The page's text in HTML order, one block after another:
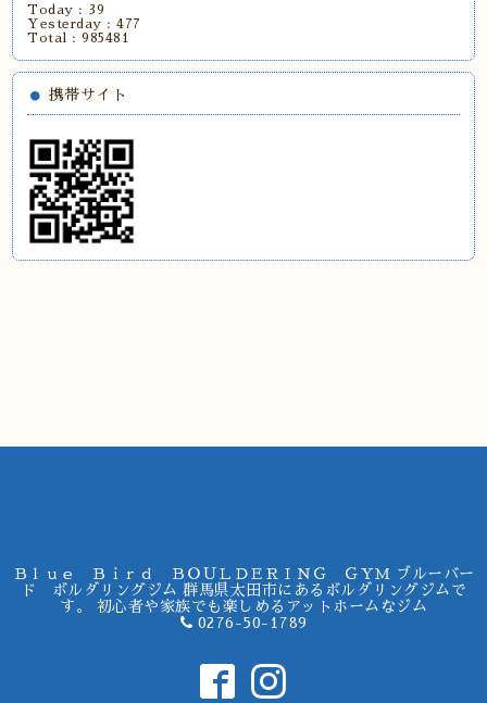
Today : 39
Yesterday :477
Total :985481
携帯サイト
Ｂｌｕｅ Ｂｉｒｄ ＢＯＵＬＤＥＲＩＮＧ ＧＹＭ ブルーバー
ド ボルダリングジム 群馬県太田市にあるボルダリングジムで
す。 初心者や家族でも楽しめるアットホームなジム
0276-50-1789